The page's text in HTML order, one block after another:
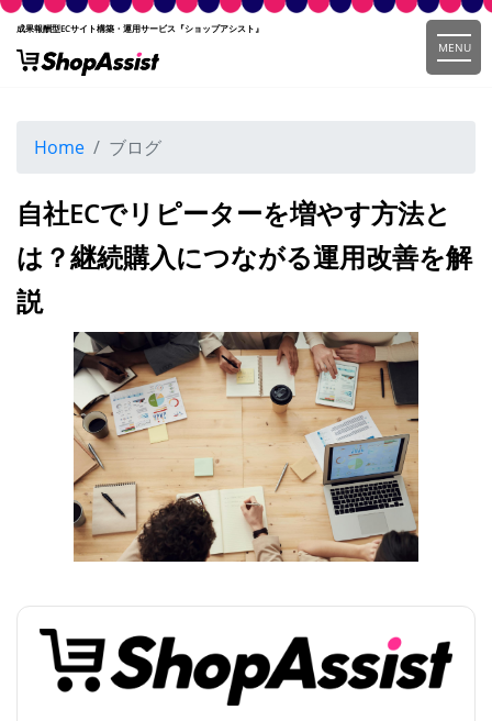
成果報酬型ECサイト構築・運用サービス『ショップアシスト』
MENU
Home ブログ
自社ECでリピーターを増やす方法と
は？継続購入につながる運用改善を解
説